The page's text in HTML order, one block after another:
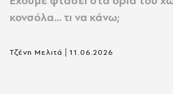
κονσόλα... τι να κάνω;
Τζένη Μελιτά | 11.06.2026